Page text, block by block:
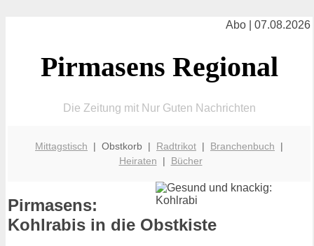
Abo | 07.08.2026
Pirmasens Regional
Die Zeitung mit Nur Guten Nachrichten
Mittagstisch | Obstkorb | Radtrikot | Branchenbuch |
Heiraten | Bücher
Pirmasens:
Kohlrabis in die Obstkiste